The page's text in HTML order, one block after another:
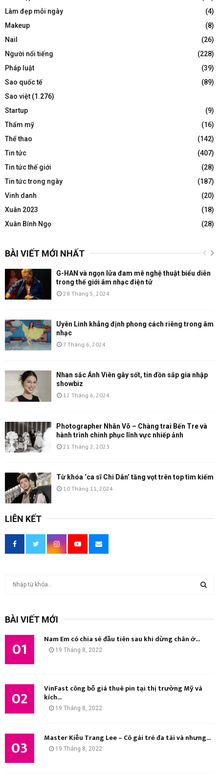
Làm đẹp mỗi ngày
(4)
Makeup
(8)
Nail
(26)
Người nổi tiếng
(228)
Pháp luật
(39)
Sao quốc tế
(89)
Sao việt (1.276)
Startup
(9)
Thẩm mỹ
(16)
Thể thao
(142)
Tin tức
(407)
Tin tức thế giới
(28)
Tin tức trong ngày
(187)
Vinh danh
(20)
Xuân 2023
(18)
Xuân Bính Ngọ
(28)
BÀI VIẾT MỚI NHẤT
G-HAN và ngọn lửa đam mê nghệ thuật biểu diễn
trong thế giới âm nhạc điện tử
28 Tháng 5, 2024
Uyên Linh khẳng định phong cách riêng trong âm
nhạc
7 Tháng 6, 2024
Nhan sắc Ánh Viên gây sốt, tin đồn sắp gia nhập
showbiz
12 Tháng 6, 2024
Photographer Nhân Võ – Chàng trai Bến Tre và
hành trình chinh phục lĩnh vực nhiếp ảnh
21 Tháng 2, 2023
Từ khóa ‘ca sĩ Chi Dân’ tăng vọt trên top tìm kiếm
10 Tháng 11, 2024
LIÊN KẾT
iBÀI VIẾT MỚI
01 Nam Em có chia sẻ đầu tiên sau khi dừng chân ở...
19 Tháng 8, 2022
02 VinFast công bố giá thuê pin tại thị trường Mỹ và
kích...
19 Tháng 8, 2022
03 Master Kiều Trang Lee – Cô gái trẻ đa tài và nhưng...
19 Tháng 8, 2022